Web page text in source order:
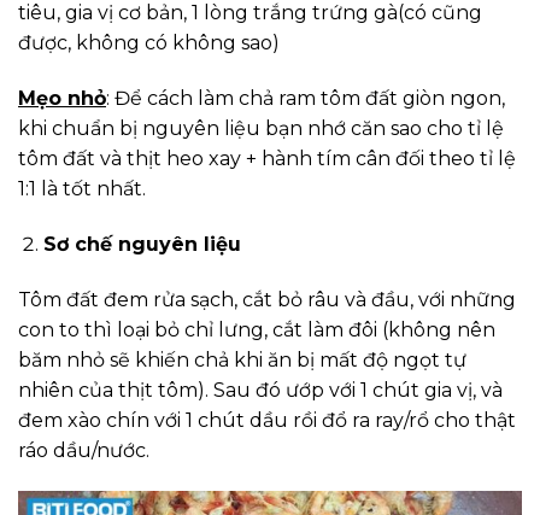
tiêu, gia vị cơ bản, 1 lòng trắng trứng gà(có cũng
được, không có không sao)
Mẹo nhỏ: Để cách làm chả ram tôm đất giòn ngon,
khi chuẩn bị nguyên liệu bạn nhớ căn sao cho tỉ lệ
tôm đất và thịt heo xay + hành tím cân đối theo tỉ lệ
1:1 là tốt nhất.
Sơ chế nguyên liệu
Tôm đất đem rửa sạch, cắt bỏ râu và đầu, với những
con to thì loại bỏ chỉ lưng, cắt làm đôi (không nên
băm nhỏ sẽ khiến chả khi ăn bị mất độ ngọt tự
nhiên của thịt tôm). Sau đó ướp với 1 chút gia vị, và
đem xào chín với 1 chút dầu rồi đổ ra ray/rổ cho thật
ráo dầu/nước.